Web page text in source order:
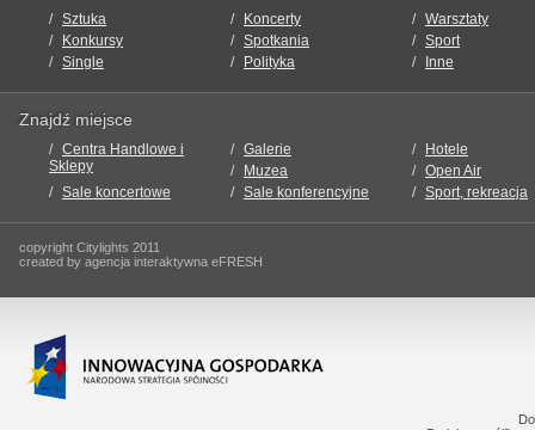
Sztuka Koncerty
Warsztaty
Konkursy
Spotkania
Sport
Single
Polityka Inne
Znajdź miejsce
Centra Handlowe i
Sklepy
Galerie
Hotele
Muzea
Open Air
Sale koncertowe
Sale konferencyjne Sport, rekreacja
copyright Citylights 2011
created by agencja interaktywna eFRESH